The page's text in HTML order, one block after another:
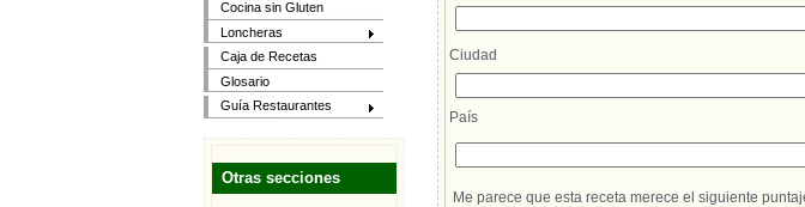
Cocina sin Gluten
Loncheras
Caja de Recetas
Glosario
Guía Restaurantes
Otras secciones
Ciudad
País
Me parece que esta receta merece el siguiente